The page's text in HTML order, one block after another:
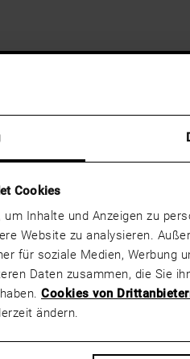
Cookies
, um Inhalte und Anzeigen zu
Website zu analysieren.
für soziale Medien, Werbung
Daten zusammen, die Sie
Cookies von
ändern.